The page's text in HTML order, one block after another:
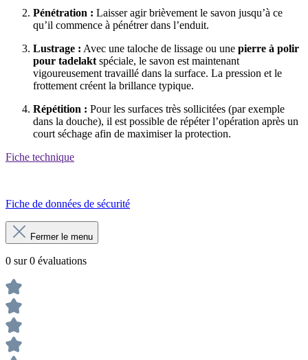
Pénétration : Laisser agir brièvement le savon jusqu’à ce
qu’il commence à pénétrer dans l’enduit.
Lustrage : Avec une taloche de lissage ou une pierre à polir
pour tadelakt spéciale, le savon est maintenant
vigoureusement travaillé dans la surface. La pression et le
frottement créent la brillance typique.
Répétition : Pour les surfaces très sollicitées (par exemple
dans la douche), il est possible de répéter l’opération après un
court séchage afin de maximiser la protection.
Fiche technique
Fiche de données de sécurité
Fermer le menu
0 sur 0 évaluations